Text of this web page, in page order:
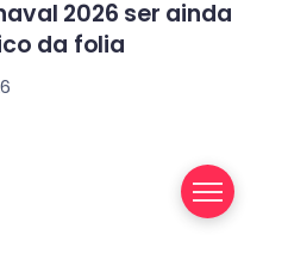
2026 ser ainda
da folia